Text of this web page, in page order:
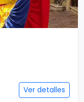
Ver detalles